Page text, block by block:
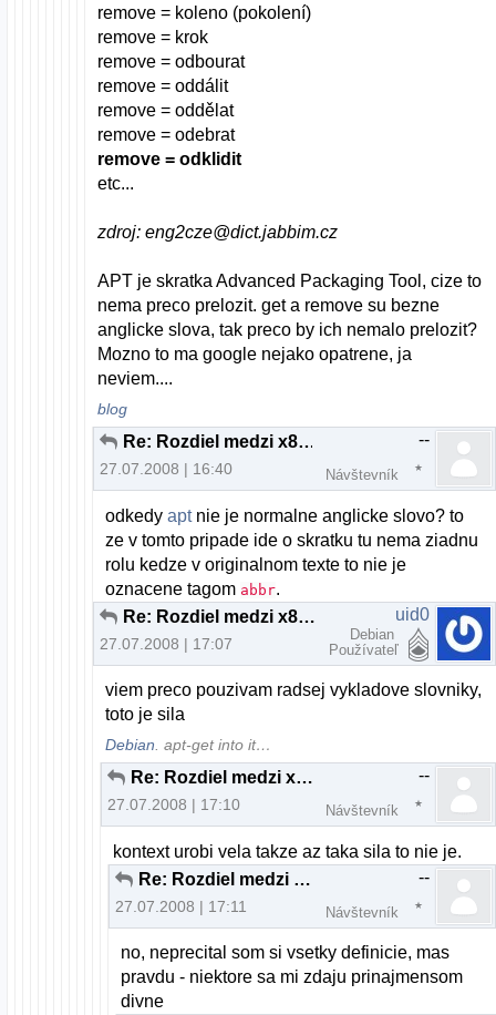
remove = koleno (pokolení)
remove = krok
remove = odbourat
remove = oddálit
remove = oddělat
remove = odebrat
remove = odklidit
etc...
zdroj: eng2cze@dict.jabbim.cz
APT je skratka Advanced Packaging Tool, cize to
nema preco prelozit. get a remove su bezne
anglicke slova, tak preco by ich nemalo prelozit?
Mozno to ma google nejako opatrene, ja
neviem....
blog
Re: Rozdiel medzi x86 a 64 bitovou verziou
27.07.2008 | 16:40
--
Návštevník
odkedyaptnie je normalne anglicke slovo? to
ze v tomto pripade ide o skratku tu nema ziadnu
rolu kedze v originalnom texte to nie je
oznacene tagom abbr.
Re: Rozdiel medzi x86 a 64 bitovou verziou
27.07.2008 | 17:07
uid0
Debian
Používateľ
viem preco pouzivam radsej vykladove slovniky,
toto je sila
Debian . apt-get into it…
Re: Rozdiel medzi x86 a 64 bitovou verziou
27.07.2008 | 17:10
--
Návštevník
kontext urobi vela takze az taka sila to nie je.
Re: Rozdiel medzi x86 a 64 bitovou verziou
27.07.2008 | 17:11
--
Návštevník
no, neprecital som si vsetky definicie, mas
pravdu - niektore sa mi zdaju prinajmensom
divne